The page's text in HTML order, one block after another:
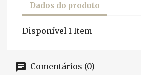
Dados do produto
Disponível 1 Item
Comentários (0)